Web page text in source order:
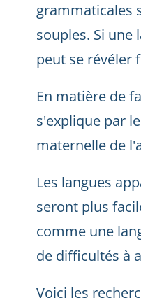
grammaticales
souples. Si une
peut se révéler
En matière de
s'explique par
maternelle de
Les langues
seront plus
comme une
de difficultés à
Voici les